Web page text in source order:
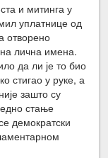
и митинга у
уплатнице од
отворено
лична имена.
да ли је то био
стигао у руке, а
зашто су
стање
демократски